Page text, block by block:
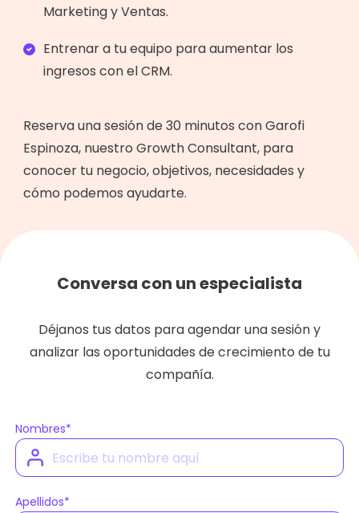
Marketing y Ventas.
Entrenar a tu equipo para aumentar los
ingresos con el CRM.
Reserva una sesión de 30 minutos con Garofi
Espinoza, nuestro Growth Consultant, para
conocer tu negocio, objetivos, necesidades y
cómo podemos ayudarte.
Conversa con un especialista
Déjanos tus datos para agendar una sesión y
analizar las oportunidades de crecimiento de tu
compañía.
Nombres*
Apellidos*